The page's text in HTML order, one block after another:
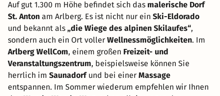
Auf gut 1.300 m Höhe befindet sich das malerische Dorf
St. Anton am Arlberg. Es ist nicht nur ein Ski-Eldorado
und bekannt als „die Wiege des alpinen Skilaufes“,
sondern auch ein Ort voller Wellnessmöglichkeiten. Im
Arlberg WellCom, einem großen Freizeit- und
Veranstaltungszentrum, beispielsweise können Sie
herrlich im Saunadorfund bei einer Massage
entspannen. Im Sommer wiederum empfehlen wir Ihnen